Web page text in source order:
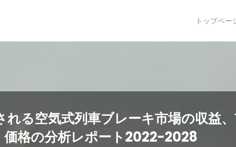
トップペー
れる空気式列車ブレーキ市場の収益
価格の分析レポート2022-2028